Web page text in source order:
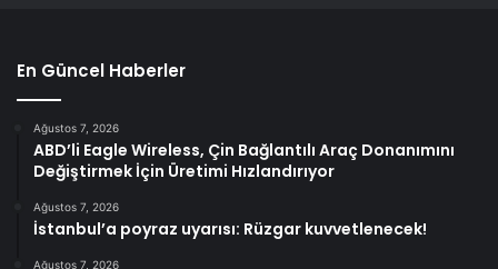
En Güncel Haberler
Ağustos 7, 2026
ABD’li Eagle Wireless, Çin Bağlantılı Araç Donanımını
Değiştirmek İçin Üretimi Hızlandırıyor
Ağustos 7, 2026
İstanbul’a poyraz uyarısı: Rüzgar kuvvetlenecek!
Ağustos 7, 2026